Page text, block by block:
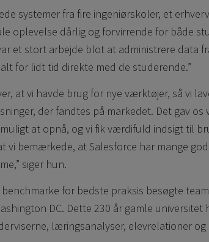
systemer fra fire ingeniørskoler, et
oplevelse dårlig og forvirrende for både
et stort arbejde blot at administrere data
for lidt tid direkte med de studerende.”
at vi havde brug for nye værktøjer, så vi
der fandtes på markedet. Det gav
at opnå, og vi fik værdifuld indsigt til
vi bemærkede, at Salesforce har mange
siger hun.
for bedste praksis besøgte
DC. Dette 230 år gamle
læringsanalyser, elevrelationer og